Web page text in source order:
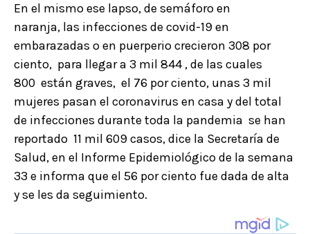
En el mismo ese lapso, de semáforo en
naranja, las infecciones de covid-19 en
embarazadas o en puerperio crecieron 308 por
ciento, para llegar a 3 mil 844 , de las cuales
800 están graves, el 76 por ciento, unas 3 mil
mujeres pasan el coronavirus en casa y del total
de infecciones durante toda la pandemia se han
reportado 11 mil 609 casos, dice la Secretaría de
Salud, en el Informe Epidemiológico de la semana
33 e informa que el 56 por ciento fue dada de alta
y se les da seguimiento.